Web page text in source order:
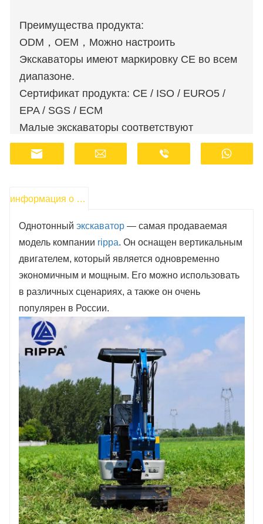
Преимущества продукта:
ODM，OEM，Можно настроить
Экскаваторы имеют маркировку CE во всем
диапазоне.
Сертификат продукта: CE / ISO / EURO5 /
EPA / SGS / ECM
Малые экскаваторы соответствуют
стандартам выбросов Euro 5 и EPA.
Оптовые заказы доступны по льготным
Производители имеют запасы и
Сотрудники службы поддержки клиентов
работают онлайн 24 часа в сутки.
Заполните информацию, получите
предложения, станьте нашим агентом!
информация о продукте
Однотонный экскаватор — самая продаваемая
модель компании rippa. Он оснащен вертикальным
двигателем, который является одновременно
экономичным и мощным. Его можно использовать
в различных сценариях, а также он очень
популярен в России.